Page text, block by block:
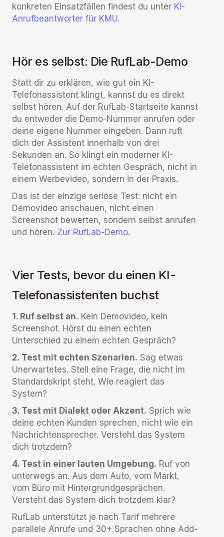
konkreten Einsatzfällen findest du unter KI-
Anrufbeantworter für KMU.
Hör es selbst: Die RufLab-Demo
Statt dir zu erklären, wie gut ein KI-
Telefonassistent klingt, kannst du es direkt
selbst hören. Auf der RufLab-Startseite kannst
du entweder die Demo-Nummer anrufen oder
deine eigene Nummer eingeben. Dann ruft
dich der Assistent innerhalb von drei
Sekunden an. So klingt ein moderner KI-
Telefonassistent im echten Gespräch, nicht in
einem Werbevideo, sondern in der Praxis.
Das ist der einzige seriöse Test: nicht ein
Demovideo anschauen, nicht einen
Screenshot bewerten, sondern selbst anrufen
und hören. Zur RufLab-Demo.
Vier Tests, bevor du einen KI-
Telefonassistenten buchst
1. Ruf selbst an. Kein Demovideo, kein
Screenshot. Hörst du einen echten
Unterschied zu einem echten Gespräch?
2. Test mit echten Szenarien. Sag etwas
Unerwartetes. Stell eine Frage, die nicht im
Standardskript steht. Wie reagiert das
System?
3. Test mit Dialekt oder Akzent. Sprich wie
deine echten Kunden sprechen, nicht wie ein
Nachrichtensprecher. Versteht das System
dich trotzdem?
4. Test in einer lauten Umgebung. Ruf von
unterwegs an. Aus dem Auto, vom Markt,
vom Büro mit Hintergrundgesprächen.
Versteht das System dich trotzdem klar?
RufLab unterstützt je nach Tarif mehrere
parallele Anrufe und 30+ Sprachen ohne Add-